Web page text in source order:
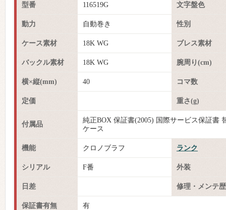
型番 116519G 文字盤色
動力 自動巻き 性別
ケース素材 18K WG ブレス素材
バックル素材 18K WG 腕周り(cm)
横×縦(mm) 40 コマ数
定価 重さ(g)
付属品
純正BOX 保証書(2005) 国際サービス保証書
ケース
機能 クロノブラフ ランク
シリアル F番 外装
日差 修理・メンテ歴
保証書有無 有